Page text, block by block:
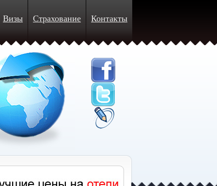
Визы Страхование Контакты